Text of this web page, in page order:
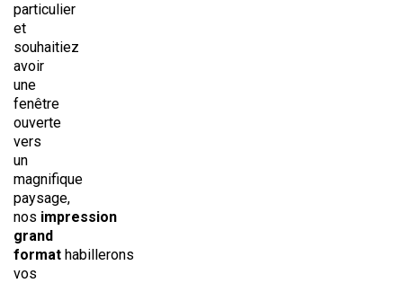
particulier
et
souhaitiez
avoir
une
fenêtre
ouverte
vers
un
magnifique
paysage,
nos impression
grand
format habillerons
vos